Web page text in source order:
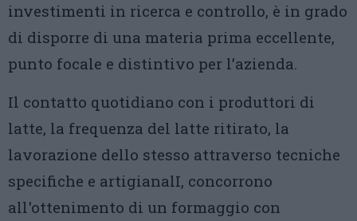
investimenti in ricerca e controllo, è in grado
di disporre di una materia prima eccellente,
punto focale e distintivo per l’azienda.
Il contatto quotidiano con i produttori di
latte, la frequenza del latte ritirato, la
lavorazione dello stesso attraverso tecniche
specifiche e artigianalI, concorrono
all'ottenimento di un formaggio con